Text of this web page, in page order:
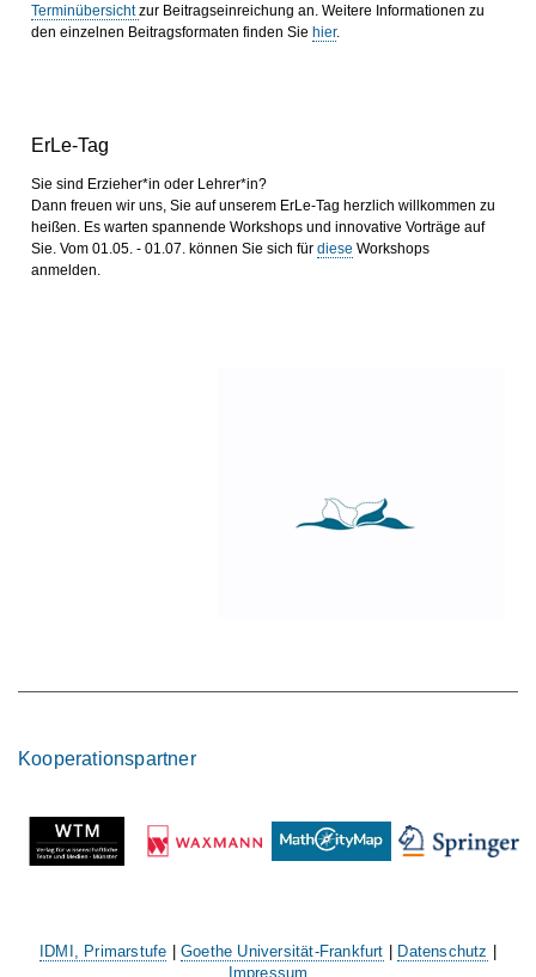
Terminübersichtzur Beitragseinreichung an. Weitere Informationen zu
den einzelnen Beitragsformaten finden Sie hier.
ErLe-Tag
Sie sind Erzieher*in oder Lehrer*in?
Dann freuen wir uns, Sie auf unserem ErLe-Tag herzlich willkommen zu
heißen. Es warten spannende Workshops und innovative Vorträge auf
Sie. Vom 01.05. - 01.07. können Sie sich für diese Workshops
anmelden.
Kooperationspartner
IDMI, Primarstufe |Goethe Universität-Frankfurt Datenschutz
Impressum